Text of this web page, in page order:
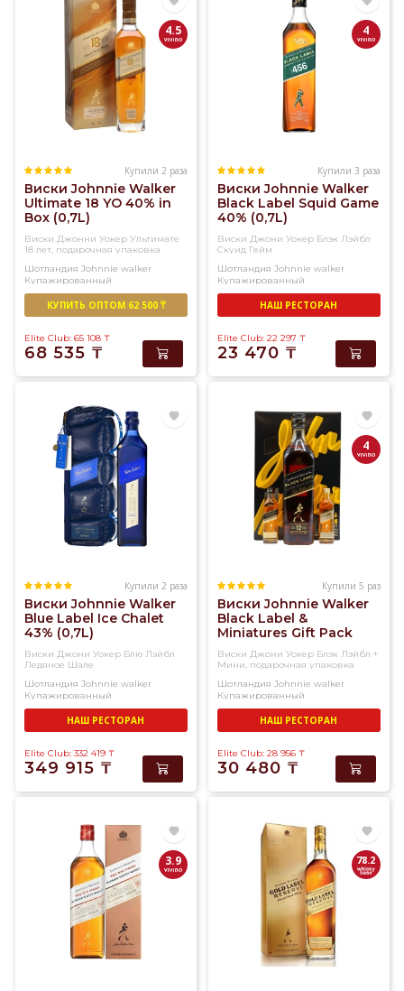
4.5
Купили 2 раза
Виски Johnnie Walker
Ultimate 18 YO 40% in
Box (0,7L)
Виски Джонни Уокер Ультимате
18 лет, подарочная упаковка
Шотландия Johnnie walker
Купажированный
КУПИТЬ ОПТОМ 62 500 ₸
Elite Club: 65 108 ₸
68 535 ₸
4
Купили 3 раза
Виски Johnnie Walker
Black Label Squid Game
40% (0,7L)
Виски Джони Уокер Блэк Лэйбл
Скуид Гейм
Шотландия Johnnie walker
Купажированный
НАШ РЕСТОРАН
Elite Club: 22 297 ₸
23 470 ₸
Купили 2 раза
Виски Johnnie Walker
Blue Label Ice Chalet
43% (0,7L)
Виски Джони Уокер Блю Лэйбл
Ледяное Шале
Шотландия Johnnie walker
Купажированный
НАШ РЕСТОРАН
Elite Club: 332 419 ₸
349 915 ₸
4
Купили 5 раз
Виски Johnnie Walker
Black Label &
Miniatures Gift Pack
Whisky 40% (0,7L)
Виски Джони Уокер Блэк Лэйбл +
Мини, подарочная упаковка
Шотландия Johnnie walker
Купажированный
НАШ РЕСТОРАН
Elite Club: 28 956 ₸
30 480 ₸
3.9 78.2